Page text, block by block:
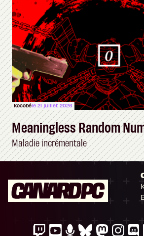
Kocobéle 21 juillet 2026
Meaningless Random
Maladie incrémentale